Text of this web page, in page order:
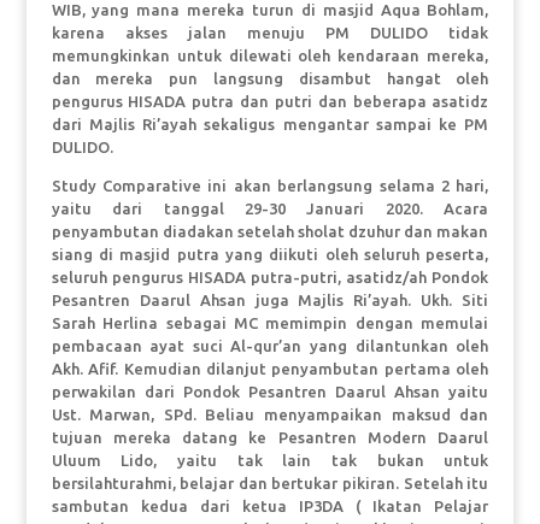
WIB, yang mana mereka turun di masjid Aqua Bohlam,
karena akses jalan menuju PM DULIDO tidak
memungkinkan untuk dilewati oleh kendaraan mereka,
dan mereka pun langsung disambut hangat oleh
pengurus HISADA putra dan putri dan beberapa asatidz
dari Majlis Ri’ayah sekaligus mengantar sampai ke PM
DULIDO.
Study Comparative ini akan berlangsung selama 2 hari,
yaitu dari tanggal 29-30 Januari 2020. Acara
penyambutan diadakan setelah sholat dzuhur dan makan
siang di masjid putra yang diikuti oleh seluruh peserta,
seluruh pengurus HISADA putra-putri, asatidz/ah Pondok
Pesantren Daarul Ahsan juga Majlis Ri’ayah. Ukh. Siti
Sarah Herlina sebagai MC memimpin dengan memulai
pembacaan ayat suci Al-qur’an yang dilantunkan oleh
Akh. Afif. Kemudian dilanjut penyambutan pertama oleh
perwakilan dari Pondok Pesantren Daarul Ahsan yaitu
Ust. Marwan, SPd. Beliau menyampaikan maksud dan
tujuan mereka datang ke Pesantren Modern Daarul
Uluum Lido, yaitu tak lain tak bukan untuk
bersilahturahmi, belajar dan bertukar pikiran. Setelah itu
sambutan kedua dari ketua IP3DA ( Ikatan Pelajar